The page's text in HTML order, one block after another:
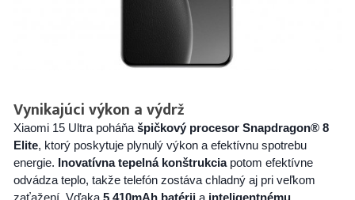
Vynikajúci výkon a výdrž
Xiaomi 15 Ultra poháňa špičkový procesor Snapdragon® 8
Elite, ktorý poskytuje plynulý výkon a efektívnu spotrebu
energie. Inovatívna tepelná konštrukciapotom efektívne
odvádza teplo, takže telefón zostáva chladný aj pri veľkom
zaťažení. Vďaka 5 410mAh batériiainteligentnému